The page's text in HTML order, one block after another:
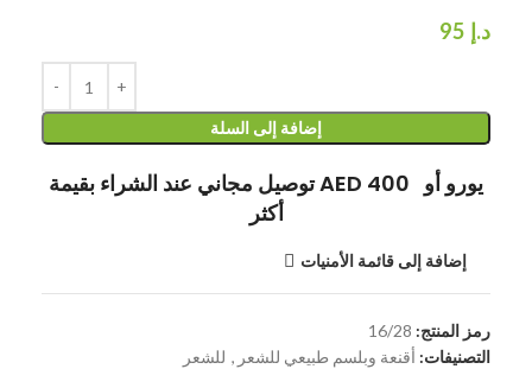
د.إ
إضافة إلى السلة
توصيل مجاني عند الشراء بقيمة AED 400 يورو أو
أكثر
إضافة إلى قائمة الأمنيات
رمز المنتج: 16/28
التصنيفات: أقنعة وبلسم طبيعي للشعر , للشعر